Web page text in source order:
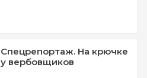
Спецрепортаж. На крючке
у вербовщиков